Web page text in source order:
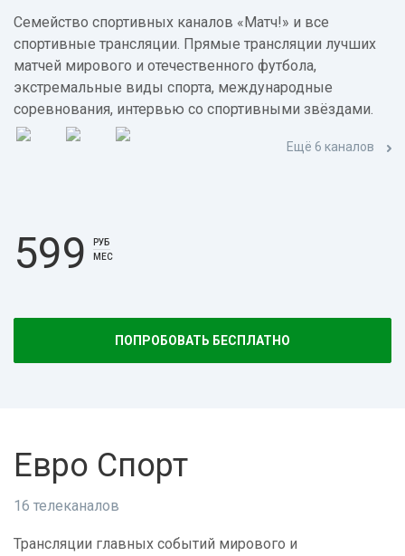
Семейство спортивных каналов «Матч!» и все
спортивные трансляции. Прямые трансляции лучших
матчей мирового и отечественного футбола,
экстремальные виды спорта, международные
соревнования, интервью со спортивными звёздами.
Ещё 6 каналов
599
РУБ
МЕС
ПОПРОБОВАТЬ БЕСПЛАТНО
Евро Спорт
16 телеканалов
Трансляции главных событий мирового и